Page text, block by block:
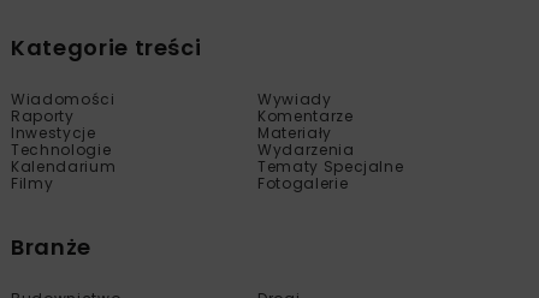
Kategorie treści
Wiadomości
Wywiady
Raporty
Komentarze
Inwestycje
Materiały
Technologie
Wydarzenia
Kalendarium
Tematy Specjalne
Filmy
Fotogalerie
Branże